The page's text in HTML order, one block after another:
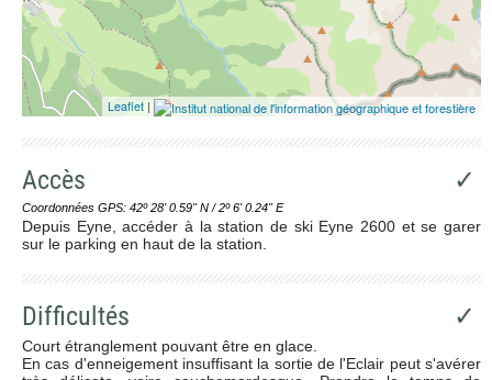
Leaflet |
Accès ✓
Coordonnées GPS: 42º 28' 0.59'' N / 2º 6' 0.24'' E
Depuis Eyne, accéder à la station de ski Eyne 2600 et se garer
sur le parking en haut de la station.
Difficultés ✓
Court étranglement pouvant être en glace.
En cas d'enneigement insuffisant la sortie de l'Eclair peut s'avérer